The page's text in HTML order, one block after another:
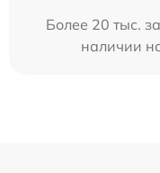
Более 20 тыс.
наличии